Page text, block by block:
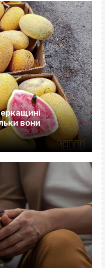
вони